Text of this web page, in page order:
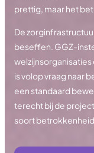
prettig, maar het
De
beseffen. GGZ-
is volop vraag naar
een standaard
terecht bij de
soort